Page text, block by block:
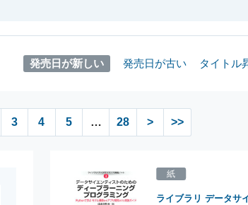
発売日が新しい 発売日が古い タイトル
3 4 5 … 28 > >>
ライブラリ データサ
紙